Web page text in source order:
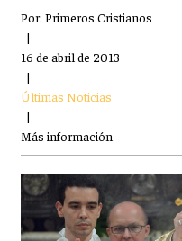
Por: Primeros Cristianos
|
16 de abril de 2013
|
Últimas Noticias
|
Más información